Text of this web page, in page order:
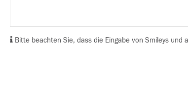
Bitte beachten Sie, dass die Eingabe von Smileys